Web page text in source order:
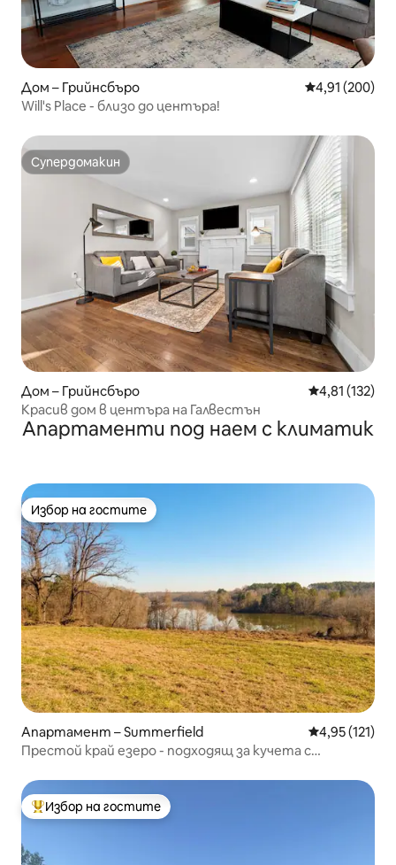
Дом – Грийнсбъро Средна
4,91 (200)
Will's Place - близо до центъра!
Супердомакин
Супердомакин
Дом – Грийнсбъро Средна
4,81 (132)
Красив дом в центъра на Галвестън
Апартаменти под наем с климатик
Избор на гостите
Избор на гостите
Апартамент – Summerfield Средна
4,95 (121)
Престой край езеро - подходящ за кучета с
Най-популярен избор на гостите
Избор на гостите